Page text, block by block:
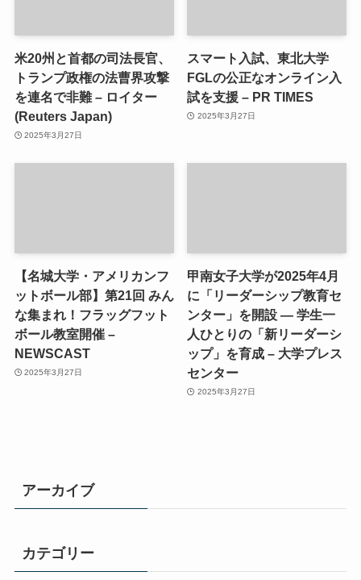
米20州と首都の司法長官、
トランプ政権の法曹界攻撃
を連名で非難 – ロイター
(Reuters Japan)
2025年3月27日
スマート入試、東北大学
FGLの公正なオンライン入
試を支援 – PR TIMES
2025年3月27日
【名城大学・アメリカンフ
ットボール部】第21回 みん
な集まれ！フラッグフット
ボール教室開催 –
NEWSCAST
2025年3月27日
甲南女子大学が2025年4月
に「リーダーシップ教育セ
ンター」を開設 ― 学生一
人ひとりの「新リーダーシ
ップ」を育成 – 大学プレス
センター
2025年3月27日
アーカイブ
カテゴリー